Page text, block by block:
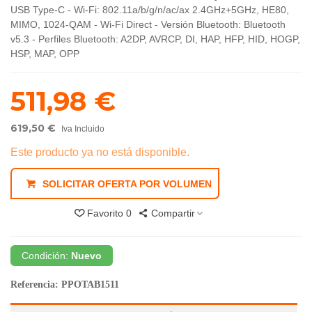
USB Type-C - Wi-Fi: 802.11a/b/g/n/ac/ax 2.4GHz+5GHz, HE80,
MIMO, 1024-QAM - Wi-Fi Direct - Versión Bluetooth: Bluetooth
v5.3 - Perfiles Bluetooth: A2DP, AVRCP, DI, HAP, HFP, HID, HOGP,
HSP, MAP, OPP
511,98 €
619,50 € Iva Incluido
Este producto ya no está disponible.
SOLICITAR OFERTA POR VOLUMEN
Favorito 0 Compartir
Condición: Nuevo
Referencia: PPOTAB1511